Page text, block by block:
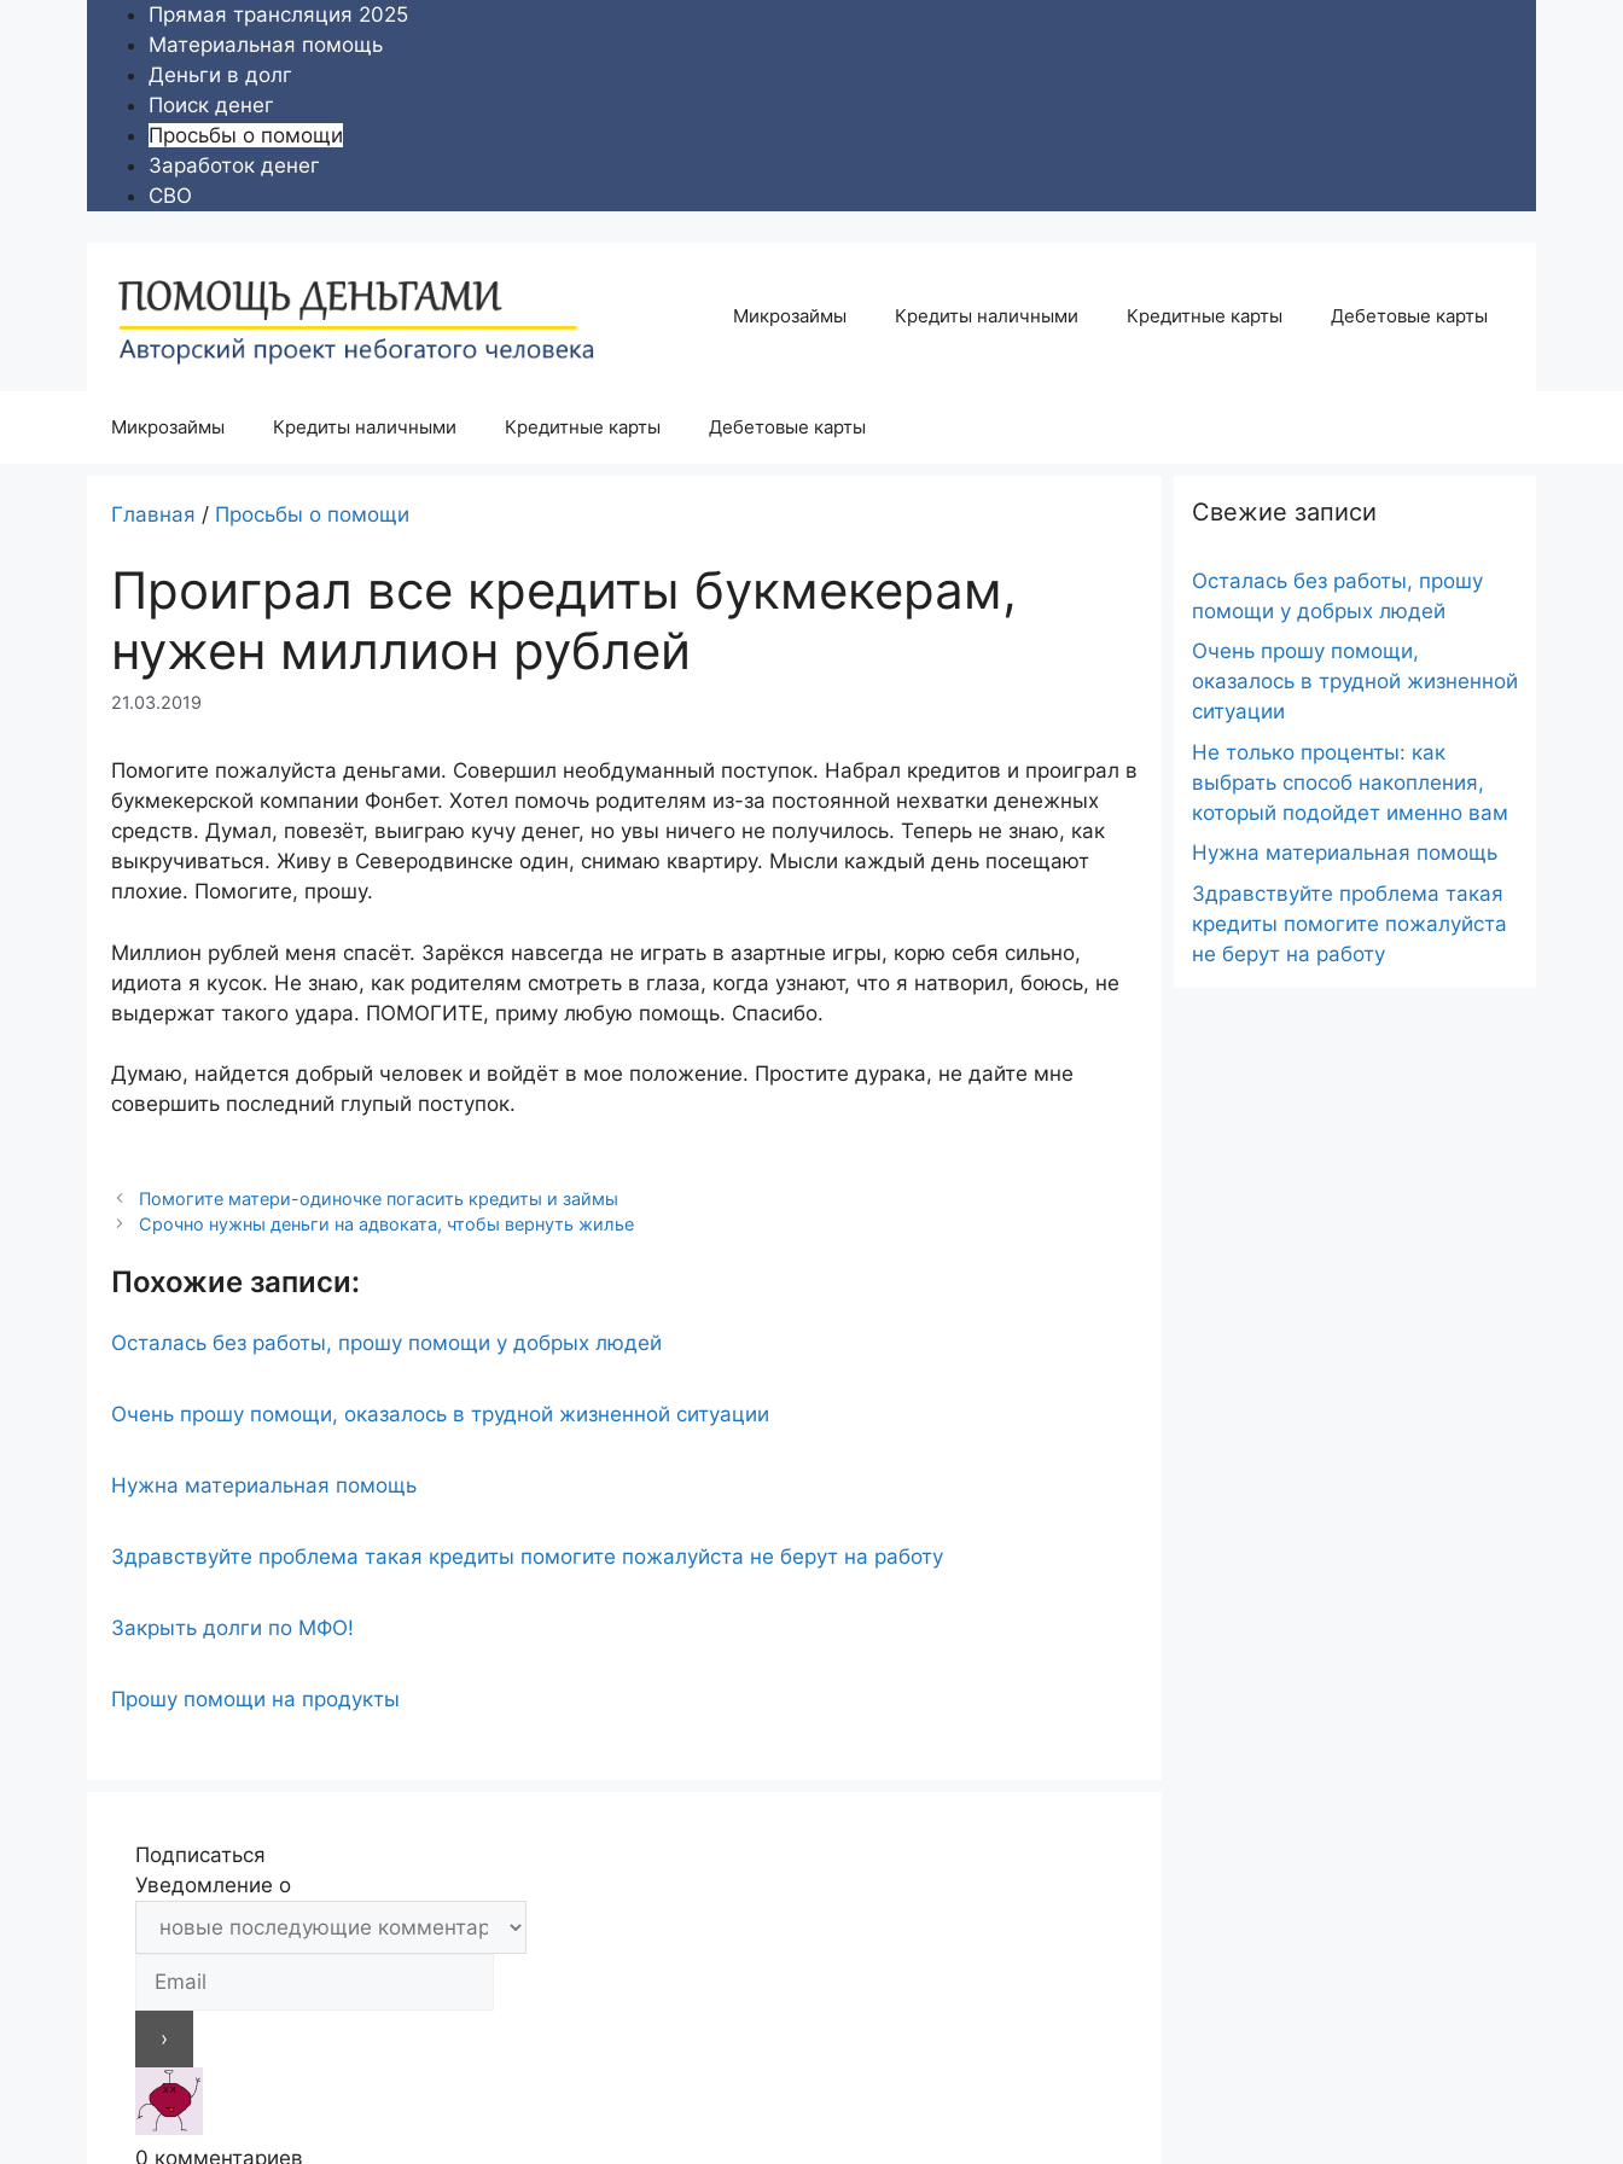
содержимому
Прямая трансляция 2025
Материальная помощь
Деньги в долг
Поиск денег
Просьбы о помощи
Заработок денег
СВО
Микрозаймы Кредиты наличными Кредитные карты Дебетовые карты
Микрозаймы Кредиты наличными Кредитные карты Дебетовые карты
Главная / Просьбы о помощи
Проиграл все кредиты букмекерам,
нужен миллион рублей
21.03.2019
Помогите пожалуйста деньгами. Совершил необдуманный поступок. Набрал кредитов и проиграл в
букмекерской компании Фонбет. Хотел помочь родителям из-за постоянной нехватки денежных
средств. Думал, повезёт, выиграю кучу денег, но увы ничего не получилось. Теперь не знаю, как
выкручиваться. Живу в Северодвинске один, снимаю квартиру. Мысли каждый день посещают
плохие. Помогите, прошу.
Миллион рублей меня спасёт. Зарёкся навсегда не играть в азартные игры, корю себя сильно,
идиота я кусок. Не знаю, как родителям смотреть в глаза, когда узнают, что я натворил, боюсь, не
выдержат такого удара. ПОМОГИТЕ, приму любую помощь. Спасибо.
Думаю, найдется добрый человек и войдёт в мое положение. Простите дурака, не дайте мне
совершить последний глупый поступок.
Помогите матери-одиночке погасить кредиты и займы
Срочно нужны деньги на адвоката, чтобы вернуть жилье
Похожие записи:
Осталась без работы, прошу помощи у добрых людей
Очень прошу помощи, оказалось в трудной жизненной ситуации
Нужна материальная помощь
Здравствуйте проблема такая кредиты помогите пожалуйста не берут на работу
Закрыть долги по МФО!
Прошу помощи на продукты
Подписаться
Уведомление о
0 комментариев
Свежие записи
Осталась без работы, прошу
помощи у добрых людей
Очень прошу помощи,
оказалось в трудной жизненной
ситуации
Не только проценты: как
выбрать способ накопления,
который подойдет именно вам
Нужна материальная помощь
Здравствуйте проблема такая
кредиты помогите пожалуйста
не берут на работу